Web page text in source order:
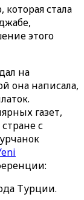
стала
этого
на
она написала,
газет,
с
Турции.